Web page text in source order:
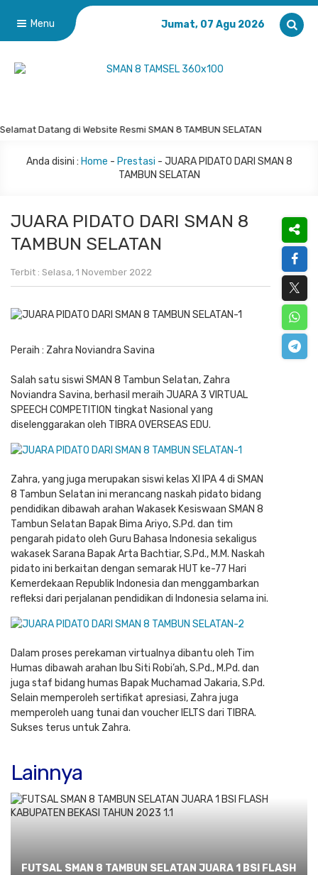
Menu Jumat, 07 Agu 2026
Datang di Website Resmi SMAN 8 TAMBUN SELATAN
Anda disini : Home - Prestasi - JUARA PIDATO DARI SMAN 8
TAMBUN SELATAN
JUARA PIDATO DARI SMAN 8
TAMBUN SELATAN
Terbit : Selasa, 1 November 2022
Peraih : Zahra Noviandra Savina
Salah satu siswi SMAN 8 Tambun Selatan, Zahra
Noviandra Savina, berhasil meraih JUARA 3 VIRTUAL
SPEECH COMPETITION tingkat Nasional yang
diselenggarakan oleh TIBRA OVERSEAS EDU.
Zahra, yang juga merupakan siswi kelas XI IPA 4 di SMAN
8 Tambun Selatan ini merancang naskah pidato bidang
pendidikan dibawah arahan Wakasek Kesiswaan SMAN 8
Tambun Selatan Bapak Bima Ariyo, S.Pd. dan tim
pengarah pidato oleh Guru Bahasa Indonesia sekaligus
wakasek Sarana Bapak Arta Bachtiar, S.Pd., M.M. Naskah
pidato ini berkaitan dengan semarak HUT ke-77 Hari
Kemerdekaan Republik Indonesia dan menggambarkan
refleksi dari perjalanan pendidikan di Indonesia selama ini.
Dalam proses perekaman virtualnya dibantu oleh Tim
Humas dibawah arahan Ibu Siti Robi’ah, S.Pd., M.Pd. dan
juga staf bidang humas Bapak Muchamad Jakaria, S.Pd.
Selain memperoleh sertifikat apresiasi, Zahra juga
memperoleh uang tunai dan voucher IELTS dari TIBRA.
Sukses terus untuk Zahra.
Lainnya
FUTSAL SMAN 8 TAMBUN SELATAN JUARA 1 BSI FLASH